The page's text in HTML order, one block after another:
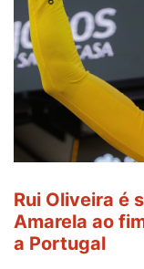
Rui Oliveira é
Amarela ao
a Portugal